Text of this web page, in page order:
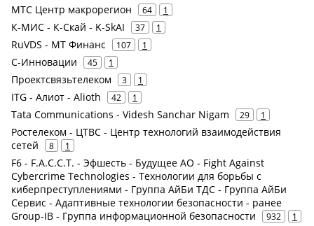
МТС Центр макрорегион 64 1
К-МИС - К-Скай - K-SkAI 37 1
RuVDS - МТ Финанс 107 1
С-Инновации 45 1
Проектсвязьтелеком 3 1
ITG - Алиот - Alioth 42 1
Tata Communications - Videsh Sanchar Nigam 29 1
Ростелеком - ЦТВС - Центр технологий взаимодействия
сетей
8 1
F6 - F.A.С.С.T. - Эфшесть - Будущее АО - Fight Against
Cybercrime Technologies - Технологии для борьбы с
киберпреступлениями - Группа АйБи ТДС - Группа АйБи
Сервис - Адаптивные технологии безопасности - ранее
Group-IB - Группа информационной безопасности
932 1